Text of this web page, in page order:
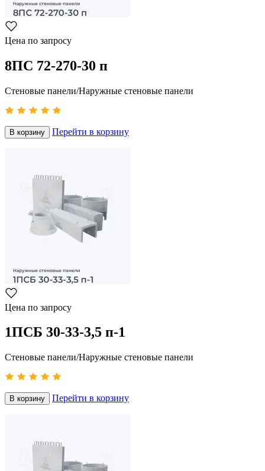
Цена по запросу
8ПС 72-270-30 п
Стеновые панели/Наружные стеновые панели
В корзину Перейти в корзину
Цена по запросу
1ПСБ 30-33-3,5 п-1
Стеновые панели/Наружные стеновые панели
В корзину Перейти в корзину